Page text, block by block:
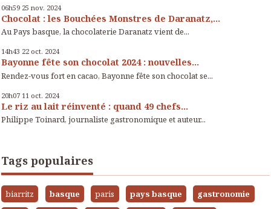
06h59 25 nov. 2024
Chocolat : les Bouchées Monstres de Daranatz,...
Au Pays basque, la chocolaterie Daranatz vient de...
14h43 22 oct. 2024
Bayonne fête son chocolat 2024 : nouvelles...
Rendez-vous fort en cacao, Bayonne fête son chocolat se...
20h07 11 oct. 2024
Le riz au lait réinventé : quand 49 chefs...
Philippe Toinard, journaliste gastronomique et auteur...
Tags populaires
biarritz basque paris pays basque
gastronomie